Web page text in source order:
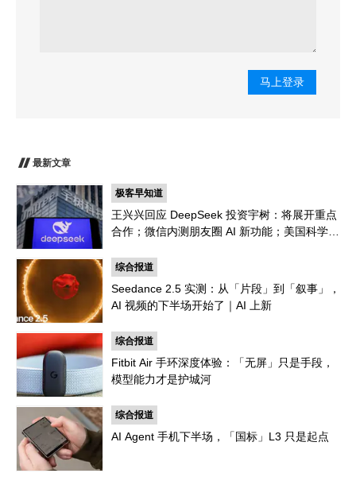
马上登录
最新文章
极客早知道
王兴兴回应 DeepSeek 投资宇树：将展开重点
合作；微信内测朋友圈 AI 新功能；美国科学家
综合报道
Seedance 2.5 实测：从「片段」到「叙事」，
AI 视频的下半场开始了｜AI 上新
综合报道
Fitbit Air 手环深度体验：「无屏」只是手段，
模型能力才是护城河
综合报道
AI Agent 手机下半场，「国标」L3 只是起点